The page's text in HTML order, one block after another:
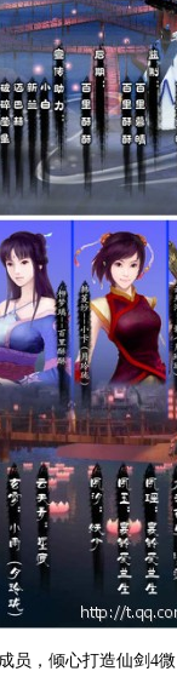
员，倾心打造仙剑4